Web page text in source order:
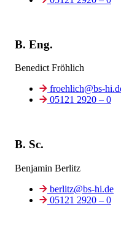
B. Eng.
Benedict Fröhlich
froehlich@bs-
05121 2920 – 0
B. Sc.
Benjamin Berlitz
berlitz@bs-hi.de
05121 2920 – 0